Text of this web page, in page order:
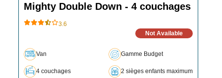
Mighty Double Down - 4 couchages
3.6
Not Available
Van Gamme Budget
4 couchages 2 sièges enfants maximum